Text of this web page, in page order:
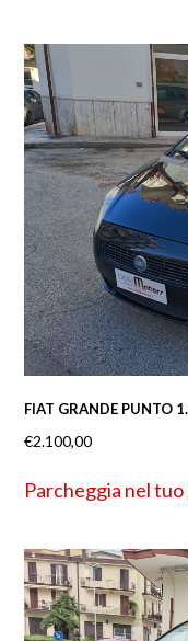
FIAT GRANDE PUNTO
€2.100,00
Parcheggia nel tuo